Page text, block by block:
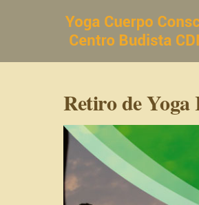
Retiro de